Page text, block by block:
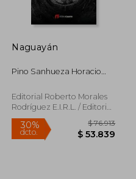
Naguayán
Pino Sanhueza Horacio
Marcela Paz
Editorial Roberto Morales
Rodríguez E.I.R.L. / Editorial
Elotrocuarto, 2024, Tapa
Blanda, Nuevo